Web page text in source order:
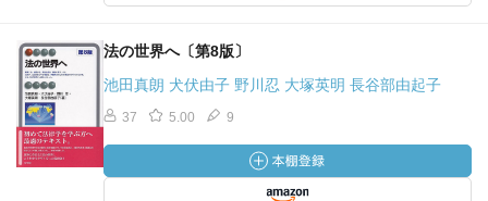
法の世界へ〔第8版〕
池田真朗 犬伏由子 野川忍 大塚英明 長谷部由起子
37 5.00 9